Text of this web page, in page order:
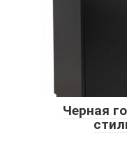
Черная